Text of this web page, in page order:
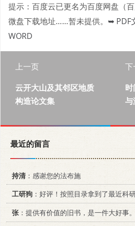
提示：百度云已更名为百度网盘（百
微盘下载地址……暂未提供。 ➥ PDF
WORD
上一页
云开大山及其邻区地质
构造论文集
下
与
最近的留言
持清：感谢您的法布施
工研狗 ：好评！按照目录拿到了最近科
张：提供有价值的旧书，是一件大好事。